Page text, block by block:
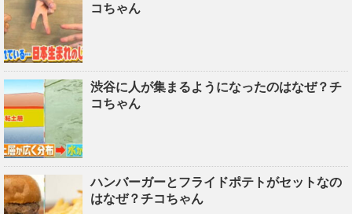
コちゃん
渋谷に人が集まるようになったのはなぜ？チ
コちゃん
ハンバーガーとフライドポテトがセットなの
はなぜ？チコちゃん